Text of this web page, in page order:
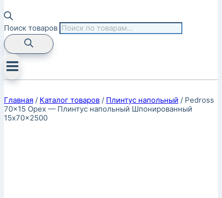
Поиск товаров
Главная / Каталог товаров / Плинтус напольный / Pedross
70×15 Орех — Плинтус напольный Шпонированный
15x70x2500